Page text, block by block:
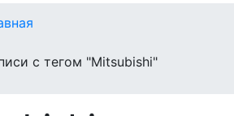
с тегом "Mitsubishi"